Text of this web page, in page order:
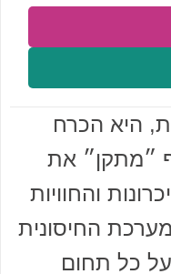
היא הכרח
״מתקן״ את
והחוויות
החיסונית
כל תחום